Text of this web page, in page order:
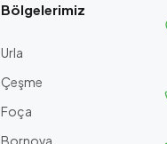
Bölgelerimiz
Urla
Çeşme
Foça
Bornova